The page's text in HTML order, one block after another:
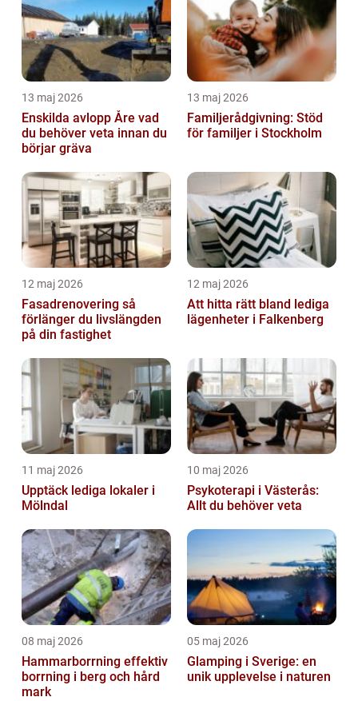
13 maj 2026
Enskilda avlopp Åre vad
du behöver veta innan du
börjar gräva
13 maj 2026
Familjerådgivning: Stöd
för familjer i Stockholm
12 maj 2026
Fasadrenovering så
förlänger du livslängden
på din fastighet
12 maj 2026
Att hitta rätt bland lediga
lägenheter i Falkenberg
11 maj 2026
Upptäck lediga lokaler i
Mölndal
10 maj 2026
Psykoterapi i Västerås:
Allt du behöver veta
08 maj 2026
Hammarborrning effektiv
borrning i berg och hård
mark
05 maj 2026
Glamping i Sverige: en
unik upplevelse i naturen